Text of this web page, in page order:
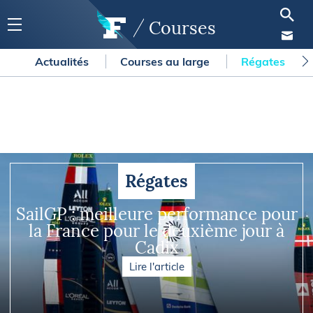
Courses
Actualités Courses au large Régates
Régates
SailGP : meilleure performance pour
la France pour le deuxième jour à
Cadix
Lire l'article